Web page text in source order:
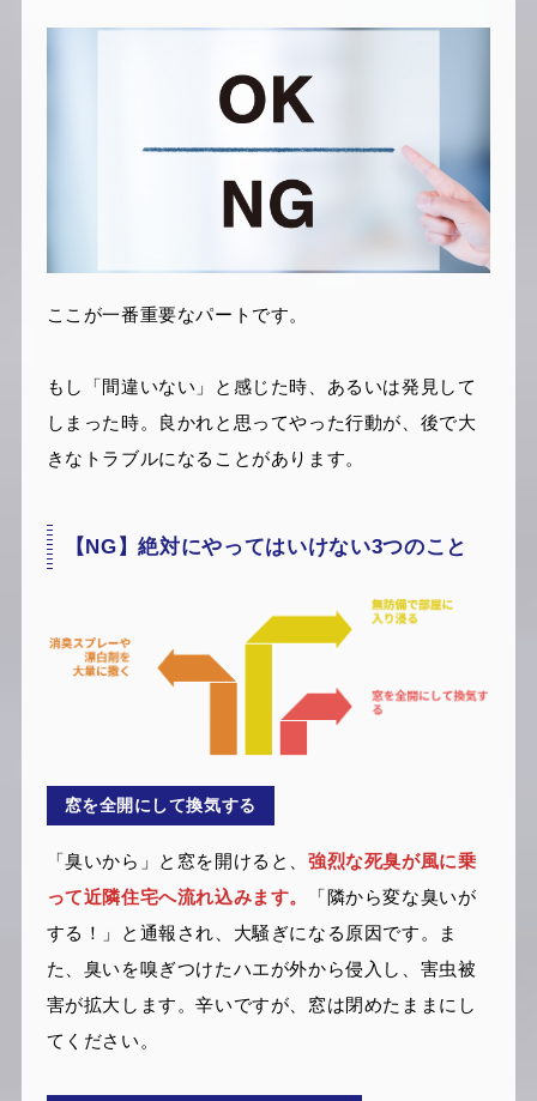
ここが一番重要なパートです。
もし「間違いない」と感じた時、あるいは発見して
しまった時。良かれと思ってやった行動が、後で大
きなトラブルになることがあります。
【NG】絶対にやってはいけない3つのこと
窓を全開にして換気する
「臭いから」と窓を開けると、 強烈な死臭が風に乗
って近隣住宅へ流れ込みます。
「隣から変な臭いが
する！」と通報され、大騒ぎになる原因です。ま
た、臭いを嗅ぎつけたハエが外から侵入し、害虫被
害が拡大します。辛いですが、窓は閉めたままにし
てください。